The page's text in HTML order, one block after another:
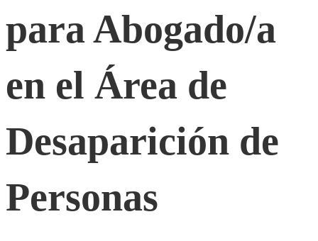
en
el
Área
de
para Abogado/a
en el Área de
Desaparición de
Personas